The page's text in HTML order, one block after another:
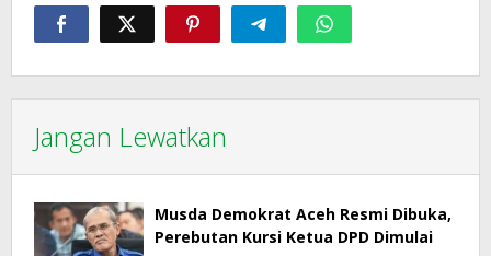
Jangan Lewatkan
Musda Demokrat Aceh Resmi Dibuka,
Perebutan Kursi Ketua DPD Dimulai